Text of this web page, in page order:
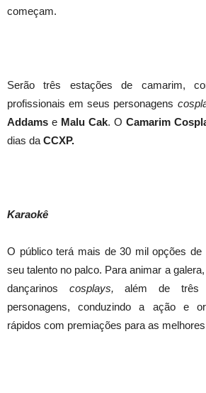
começam.
Serão três estações de camarim,
profissionais em seus personagens
Addams e Malu Cak. O Camarim
dias da CCXP.
Karaokê
O público terá mais de 30 mil opções
seu talento no palco. Para animar a
dançarinos cosplays, além de três
personagens, conduzindo a ação e
rápidos com premiações para as